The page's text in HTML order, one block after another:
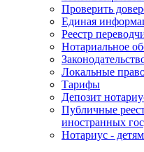
Проверить
Единая
Реестр
Нотариальное
Локальные
Тарифы
Депозит
Публичные
иностранных
Нотариус - детям